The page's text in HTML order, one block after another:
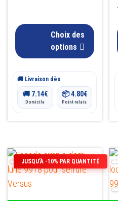
59.00€
68.50€
Choix des
options
du
🚚 Livraison dès
🚚 7.14€
Domicile
📦4.80€
Point relais
du
JUSQU’À -10% PAR QUANTITÉ
Ce
produit
a
Ce
a